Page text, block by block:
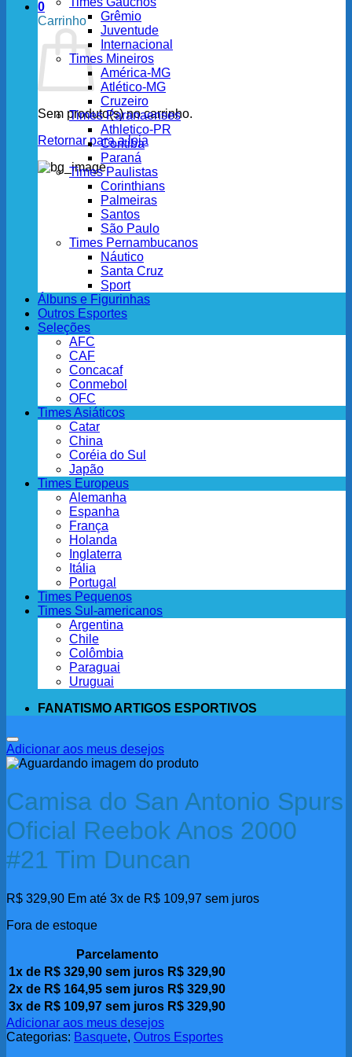
0
Carrinho
Sem produto(s) no carrinho.
Retornar para a loja
Grêmio
Juventude
Internacional
Times Mineiros
América-MG
Atlético-MG
Cruzeiro
Times Paranaenses
Athletico-PR
Coritiba
Paraná
Times Paulistas
Corinthians
Palmeiras
Santos
São Paulo
Times Pernambucanos
Náutico
Santa Cruz
Sport
Álbuns e Figurinhas
Outros Esportes
Seleções
AFC
CAF
Concacaf
Conmebol
OFC
Times Asiáticos
Catar
China
Coréia do Sul
Japão
Times Europeus
Alemanha
Espanha
França
Holanda
Inglaterra
Itália
Portugal
Times Pequenos
Times Sul-americanos
Argentina
Chile
Colômbia
Paraguai
Uruguai
FANATISMO ARTIGOS ESPORTIVOS
Adicionar aos meus desejos
Camisa do San Antonio Spurs
Oficial Reebok Anos 2000
#21 Tim Duncan
R$ 329,90 Em até 3x de R$ 109,97 sem juros
Fora de estoque
Parcelamento
1x de R$ 329,90 sem juros R$ 329,90
2x de R$ 164,95 sem juros R$ 329,90
3x de R$ 109,97 sem juros R$ 329,90
Adicionar aos meus desejos
Categorias: Basquete, Outros Esportes